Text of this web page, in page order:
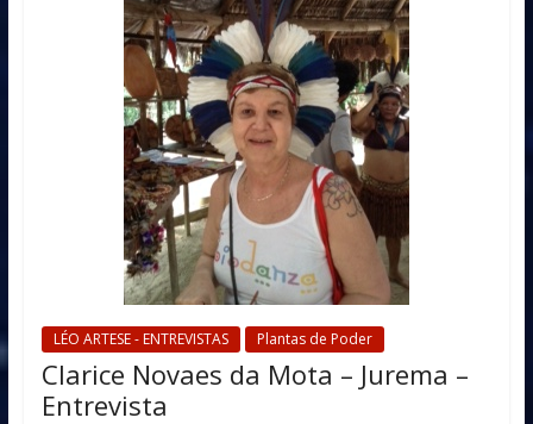
LÉO ARTESE - ENTREVISTAS Plantas de Poder
Clarice Novaes da Mota – Jurema –
Entrevista